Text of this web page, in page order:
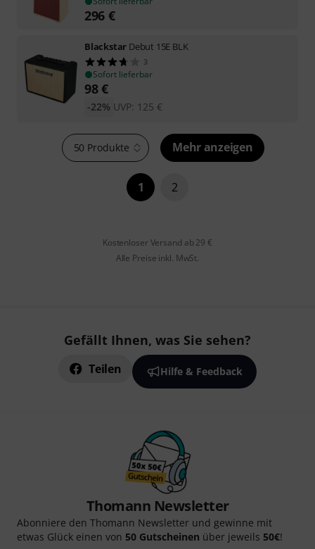
296 €
Blackstar Debut 15E BLK
3
Sofort lieferbar
98€
UVP: 125 €
-22%
50 Produkte Mehr anzeigen
1 2
Kostenloser Versand ab 29 €
Alle Preise inkl. MwSt.
Gefällt Ihnen, was Sie sehen?
Teilen Hilfe & Feedback
Thomann Newsletter
Abonniere den Thomann Newsletter und gewinne mit
etwas Glück einen von 50 Gutscheinen über jeweils 50€!